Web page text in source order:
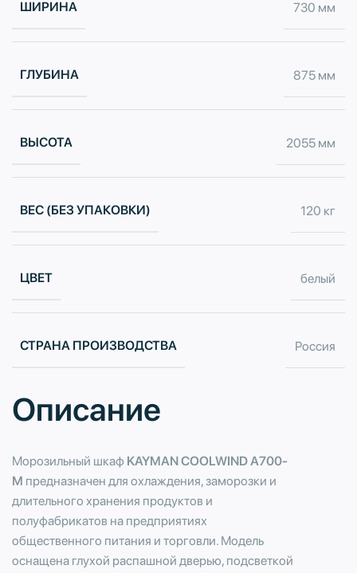
Описание
Морозильный шкаф KAYMAN COOLWIND А700-
М предназначен для охлаждения, заморозки и
длительного хранения продуктов и
полуфабрикатов на предприятиях
общественного питания и торговли. Модель
оснащена глухой распашной дверью, подсветкой
ШИРИНА 730 мм
ГЛУБИНА 875 мм
ВЫСОТА 2055 мм
ВЕС (БЕЗ УПАКОВКИ) 120 кг
ЦВЕТ белый
СТРАНА ПРОИЗВОДСТВА Россия